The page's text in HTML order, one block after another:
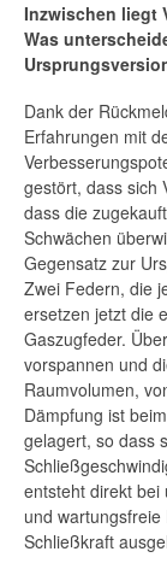
Inzwischen liegt
Was
Dank der
Erfahrungen mit
gestört, dass sich
dass die
Schwächen
Gegensatz zur
Zwei Federn, die
ersetzen jetzt die
Gaszugfeder.
vorspannen und
Raumvolu­men,
Dämpfung ist
gelagert, so dass
entsteht direkt bei
und
Schließkraft